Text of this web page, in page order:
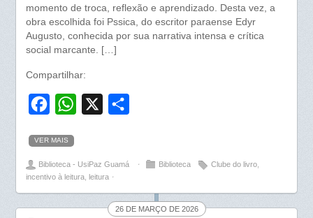
momento de troca, reflexão e aprendizado. Desta vez, a
obra escolhida foi Pssica, do escritor paraense Edyr
Augusto, conhecida por sua narrativa intensa e crítica
social marcante. […]
Compartilhar:
c
e
o
W
t
A
VER MAIS
Biblioteca - UsiPaz Guamá ⋅ Biblioteca Clube do livro,
incentivo à leitura, leitura ⋅
26 DE MARÇO DE 2026